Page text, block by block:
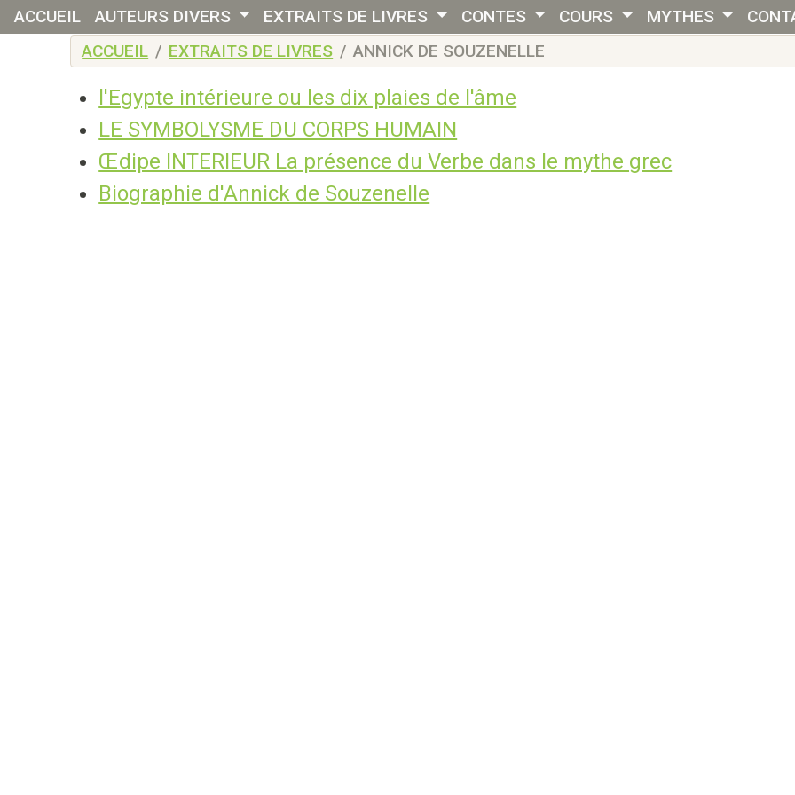
Skip to main content
ACCUEIL AUTEURS DIVERS EXTRAITS DE LIVRES CONTES COURS MYTHES
ACCUEIL
EXTRAITS DE LIVRES ANNICK DE SOUZENELLE
l'Egypte intérieure ou les dix plaies de l'âme
LE SYMBOLYSME DU CORPS HUMAIN
Œdipe INTERIEUR La présence du Verbe dans le mythe grec
Biographie d'Annick de Souzenelle